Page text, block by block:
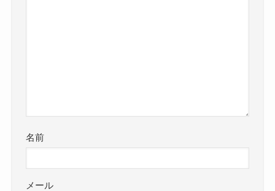
名前
メール